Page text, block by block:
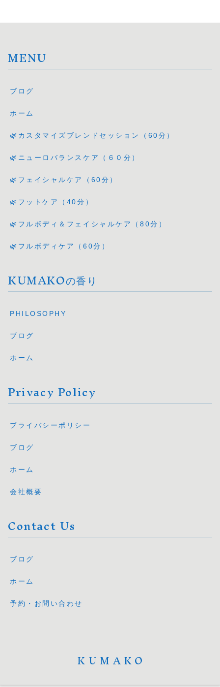
MENU
ブログ
ホーム
🌿カスタマイズブレンドセッション（60分）
🌿ニューロバランスケア（６０分）
🌿フェイシャルケア（60分）
🌿フットケア（40分）
🌿フルボディ＆フェイシャルケア（80分）
🌿フルボディケア（60分）
KUMAKOの香り
PHILOSOPHY
ブログ
ホーム
Privacy Policy
プライバシーポリシー
ブログ
ホーム
会社概要
Contact Us
ブログ
ホーム
予約・お問い合わせ
KUMAKO